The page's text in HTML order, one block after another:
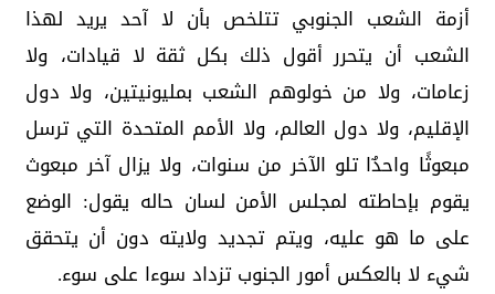
أزمة الشعب الجنوبي تتلخص بأن لا آحد يريد لهذا
الشعب أن يتحرر أقول ذلك بكل ثقة لا قيادات، ولا
زعامات، ولا من خولوهم الشعب بمليونيتين، ولا دول
الإقليم، ولا دول العالم، ولا الأمم المتحدة التي ترسل
مبعوثًا واحدٌا تلو الآخر من سنوات، ولا يزال آخر مبعوث
يقوم بإحاطته لمجلس الأمن لسان حاله يقول: الوضع
على ما هو عليه، ويتم تجديد ولايته دون أن يتحقق
شيء لا بالعكس أمور الجنوب تزداد سوءا على سوء.